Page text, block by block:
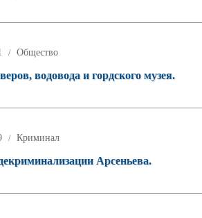
/ Общество
водовода и гордского музея.
/ Криминал
Арсеньева.